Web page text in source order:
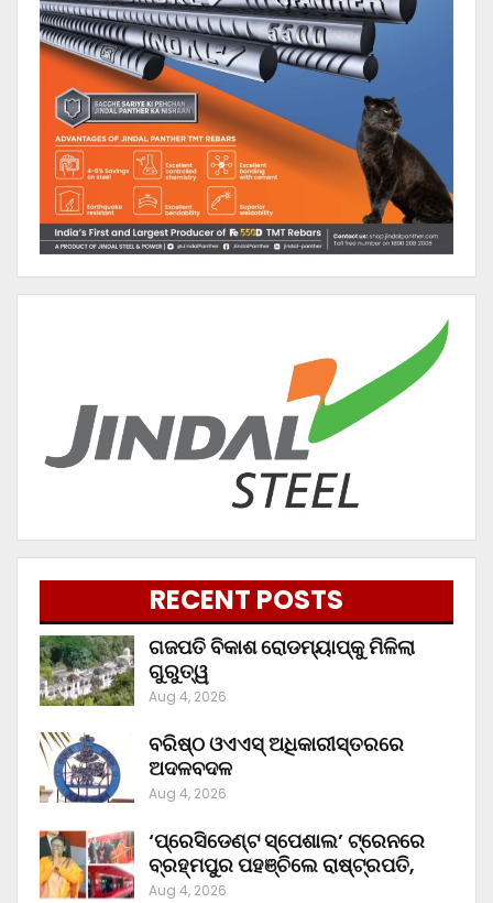
RECENT POSTS
ଗଜପତି ବିକାଶ ରୋଡମ୍ୟାପ୍‌କୁ ମିଳିଲା
ଗୁରୁତ୍ୱ
Aug 4, 2026
ବରିଷ୍ଠ ଓଏଏସ୍‌ ଅଧିକାରୀସ୍ତରରେ
ଅଦଳବଦଳ
Aug 4, 2026
‘ପ୍ରେସିଡେଣ୍ଟ ସ୍ପେଶାଲ’ ଟ୍ରେନରେ
ବ୍ରହ୍ମପୁର ପହଞ୍ଚିଲେ ରାଷ୍ଟ୍ରପତି,
Aug 4, 2026